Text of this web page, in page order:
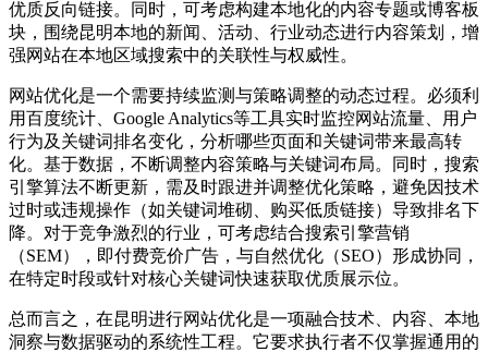
优质反向链接。同时，可考虑构建本地化的内容专题或博客板
块，围绕昆明本地的新闻、活动、行业动态进行内容策划，增
强网站在本地区域搜索中的关联性与权威性。
网站优化是一个需要持续监测与策略调整的动态过程。必须利
用百度统计、Google Analytics等工具实时监控网站流量、用户
行为及关键词排名变化，分析哪些页面和关键词带来最高转
化。基于数据，不断调整内容策略与关键词布局。同时，搜索
引擎算法不断更新，需及时跟进并调整优化策略，避免因技术
过时或违规操作（如关键词堆砌、购买低质链接）导致排名下
降。对于竞争激烈的行业，可考虑结合搜索引擎营销
（SEM），即付费竞价广告，与自然优化（SEO）形成协同，
在特定时段或针对核心关键词快速获取优质展示位。
总而言之，在昆明进行网站优化是一项融合技术、内容、本地
洞察与数据驱动的系统性工程。它要求执行者不仅掌握通用的